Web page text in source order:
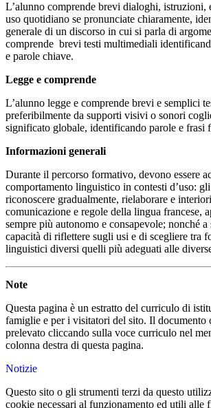
L’alunno comprende brevi dialoghi, istruzioni,
uso quotidiano se pronunciate chiaramente,
generale di un discorso in cui si parla di
comprende brevi testi multimediali
e parole chiave.
Legge e comprende
L’alunno legge e comprende brevi e semplici
preferibilmente da supporti visivi o sonori
significato globale, identificando parole e frasi
Informazioni generali
Durante il percorso formativo, devono essere
comportamento linguistico in contesti d’uso:
riconoscere gradualmente, rielaborare e
comunicazione e regole della lingua francese,
sempre più autonomo e consapevole; nonché
capacità di riflettere sugli usi e di scegliere tra
linguistici diversi quelli più adeguati alle
Note
Questa pagina è un estratto del curriculo di
famiglie e per i visitatori del sito. Il documento
prelevato cliccando sulla voce curriculo nel
colonna destra di questa pagina.
Notizie
Questo sito o gli strumenti terzi da questo
cookie necessari al funzionamento ed utili alle